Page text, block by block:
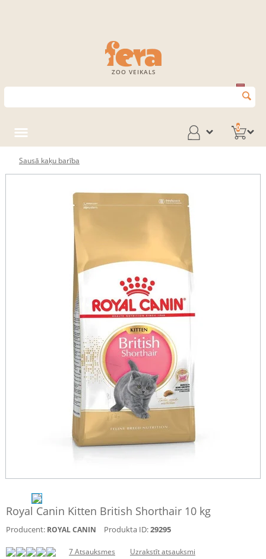
ZOO VEIKALS
0
Sausā kaķu barība
Royal Canin Kitten British Shorthair 10 kg
Producent: ROYAL CANIN Produkta ID:29295
7 Atsauksmes Uzrakstīt atsauksmi